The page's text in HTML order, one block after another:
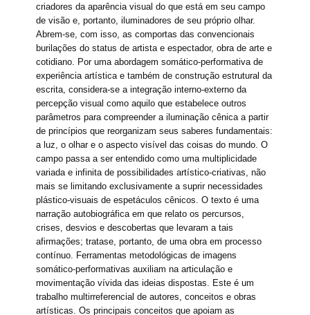
criadores da aparência visual do que está em seu campo
de visão e, portanto, iluminadores de seu próprio olhar.
Abrem-se, com isso, as comportas das convencionais
burilações do status de artista e espectador, obra de arte e
cotidiano. Por uma abordagem somático-performativa de
experiência artística e também de construção estrutural da
escrita, considera-se a integração interno-externo da
percepção visual como aquilo que estabelece outros
parâmetros para compreender a iluminação cênica a partir
de princípios que reorganizam seus saberes fundamentais:
a luz, o olhar e o aspecto visível das coisas do mundo. O
campo passa a ser entendido como uma multiplicidade
variada e infinita de possibilidades artístico-criativas, não
mais se limitando exclusivamente a suprir necessidades
plástico-visuais de espetáculos cênicos. O texto é uma
narração autobiográfica em que relato os percursos,
crises, desvios e descobertas que levaram a tais
afirmações; tratase, portanto, de uma obra em processo
contínuo. Ferramentas metodológicas de imagens
somático-performativas auxiliam na articulação e
movimentação vívida das ideias dispostas. Este é um
trabalho multirreferencial de autores, conceitos e obras
artísticas. Os principais conceitos que apoiam as